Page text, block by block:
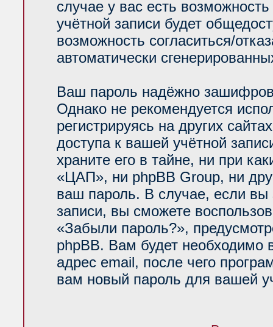
случае у вас есть
учётной записи будет
возможность согласиться/
автоматически
Ваш пароль надёжно
Однако не рекомендуется
регистрируясь на других
доступа к вашей учётной
храните его в тайне, ни при
«ЦАП», ни phpBB Group, ни
ваш пароль. В случае, если вы
записи, вы сможете
«Забыли пароль?»,
phpBB. Вам будет необходимо
адрес email, после чего
вам новый пароль для вашей